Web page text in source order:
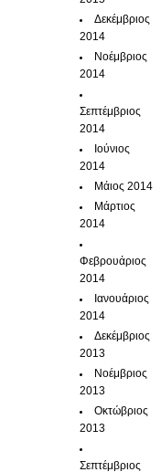
Δεκέμβριος
2014
Νοέμβριος
2014
Σεπτέμβριος
2014
Ιούνιος
2014
Μάιος 2014
Μάρτιος
2014
Φεβρουάριος
2014
Ιανουάριος
2014
Δεκέμβριος
2013
Νοέμβριος
2013
Οκτώβριος
2013
Σεπτέμβριος